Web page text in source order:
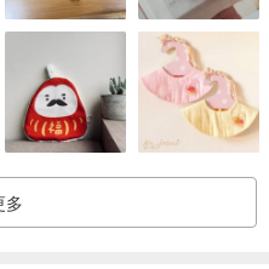
受
量製作，下單前請先確認目前商
多